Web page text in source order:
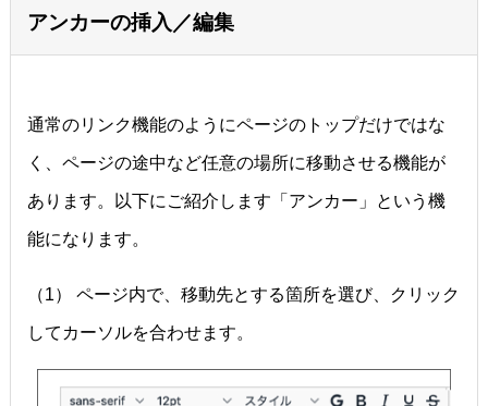
アンカーの挿入／編集
通常のリンク機能のようにページのトップだけではな
く、ページの途中など任意の場所に移動させる機能が
あります。以下にご紹介します「アンカー」という機
能になります。
（1） ページ内で、移動先とする箇所を選び、クリック
してカーソルを合わせます。